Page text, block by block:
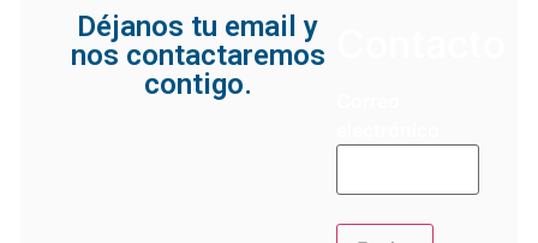
Déjanos tu email y
nos contactaremos
contigo.